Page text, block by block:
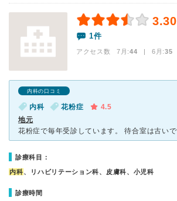
3.30
1件
アクセス数 7月:44 | 6月:35
内科の口コミ
内科 花粉症
4.5
地元
診療科目：
内科、リハビリテーション科、皮膚科、小児科
診療時間